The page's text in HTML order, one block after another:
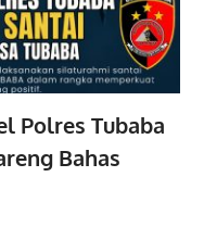
Polres Tubaba
Bahas